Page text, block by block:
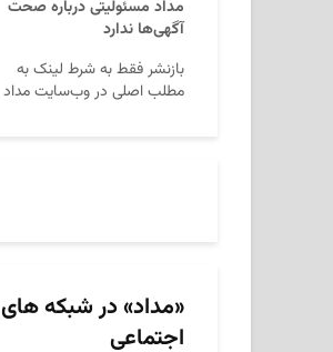
مداد مسئولیتی درباره صحت
آگهی‌ها ندارد
بازنشر فقط به شرط لینک به
مطلب اصلی در وب‌سایت مداد
«مداد» در شبکه های
اجتماعی